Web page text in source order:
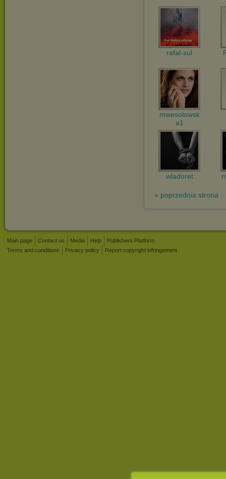
rafal-sul
mwesolowsk
a1
wladoret
« poprzednia strona
Main page Contact us Media Help
Publishers Platform
Terms and conditions
Privacy policy Report copyright infringement